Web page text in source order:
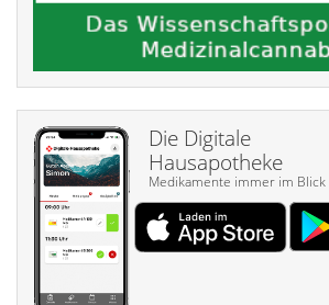
Die Digitale
Hausapotheke
Medikamente immer im Blick